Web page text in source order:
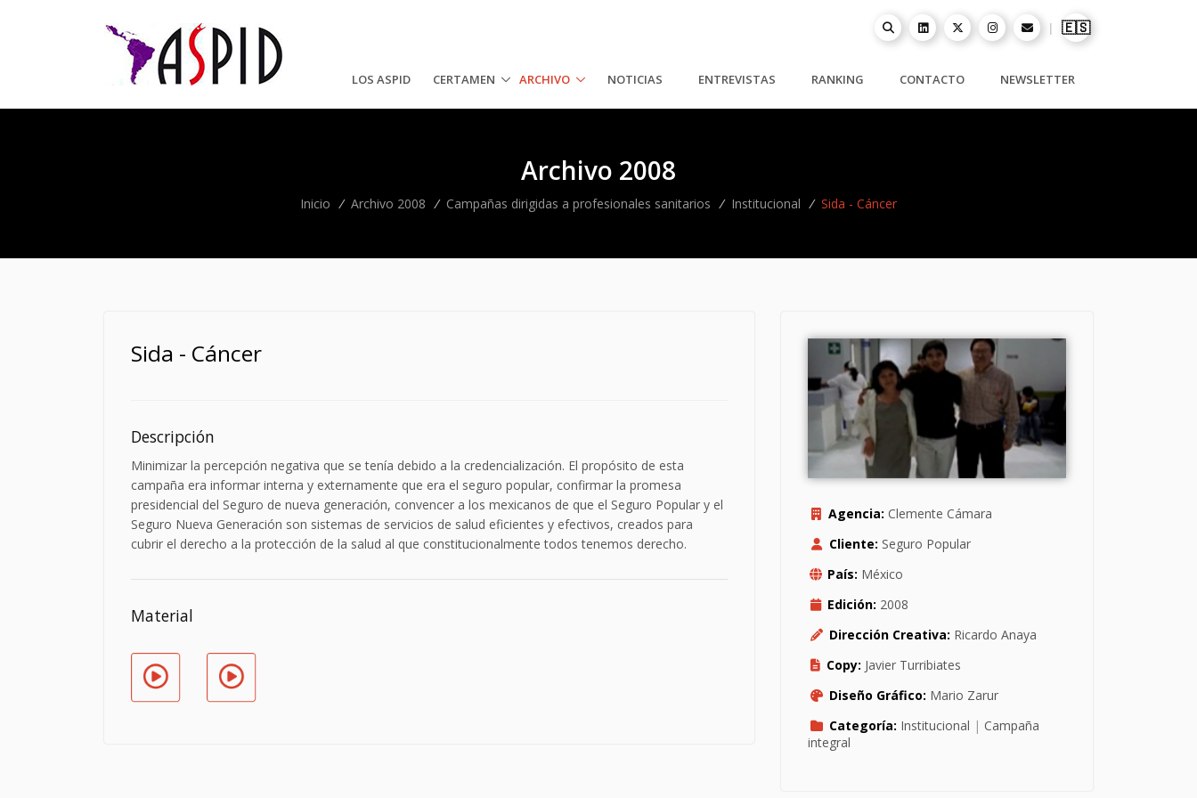
| 🇪🇸
LOS ASPID CERTAMEN ARCHIVO NOTICIAS ENTREVISTAS RANKING CONTACTO NEWSLETTER
Archivo 2008
Inicio / Archivo 2008 / Campañas dirigidas a profesionales sanitarios / Institucional / Sida - Cáncer
Sida - Cáncer
Descripción
Minimizar la percepción negativa que se tenía debido a la credencialización. El propósito de esta
campaña era informar interna y externamente que era el seguro popular, confirmar la promesa
presidencial del Seguro de nueva generación, convencer a los mexicanos de que el Seguro Popular y el
Seguro Nueva Generación son sistemas de servicios de salud eficientes y efectivos, creados para
cubrir el derecho a la protección de la salud al que constitucionalmente todos tenemos derecho.
Material
Agencia: Clemente Cámara
Cliente: Seguro Popular
País: México
Edición: 2008
Dirección Creativa: Ricardo Anaya
Copy: Javier Turribiates
Diseño Gráfico: Mario Zarur
Categoría: Institucional | Campaña
integral